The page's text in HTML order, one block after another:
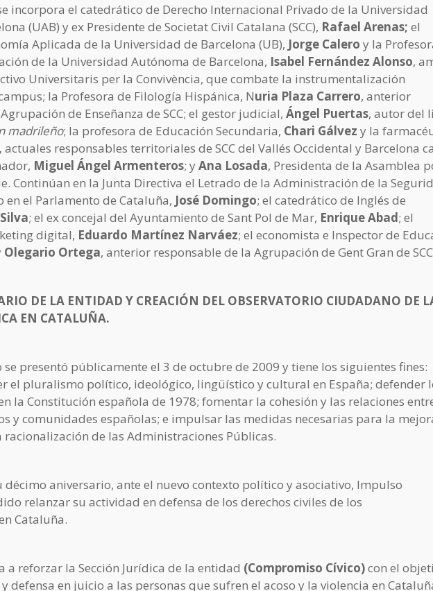
incorpora el catedrático de Derecho Internacional Privado de la Universidad
(UAB) y ex Presidente de Societat Civil Catalana (SCC), Rafael Arenas; el
Aplicada de la Universidad de Barcelona (UB), Jorge Calero y la
de la Universidad Autónoma de Barcelona, Isabel Fernández Alonso,
Universitaris per la Convivència, que combate la instrumentalización
la Profesora de Filología Hispánica, Nuria Plaza Carrero, anterior
de Enseñanza de SCC; el gestor judicial, Ángel Puertas, autor del
madrileño; la profesora de Educación Secundaria, Chari Gálvez y la
actuales responsables territoriales de SCC del Vallés Occidental y Barcelona
Miguel Ángel Armenteros; yAna Losada, Presidenta de la Asamblea
Continúan en la Junta Directiva el Letrado de la Administración de la
en el Parlamento de Cataluña, José Domingo; el catedrático de Inglés de
; el ex concejal del Ayuntamiento de Sant Pol de Mar, Enrique Abad; el
digital, Eduardo Martínez Narváez; el economista e Inspector de
Olegario Ortega, anterior responsable de la Agrupación de Gent Gran de
DE LA ENTIDAD Y CREACIÓN DEL OBSERVATORIO CIUDADANO DE
EN CATALUÑA.
presentó públicamente el 3 de octubre de 2009 y tiene los siguientes fines:
el pluralismo político, ideológico, lingüístico y cultural en España; defender
la Constitución española de 1978; fomentar la cohesión y las relaciones
y comunidades españolas; e impulsar las medidas necesarias para la
de las Administraciones Públicas.
décimo aniversario, ante el nuevo contexto político y asociativo, Impulso
relanzar su actividad en defensa de los derechos civiles de los
Cataluña.
a reforzar la Sección Jurídica de la entidad (Compromiso Cívico)con el
defensa en juicio a las personas que sufren el acoso y la violencia en